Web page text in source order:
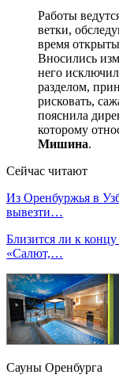
Работы
ветки,
время
Вносились
него
разделом,
рисковать,
пояснила
которому
Мишина.
Сейчас читают
Из Оренбуржья в
вывезти…
Близится ли к
«Салют,…
Сауны Оренбурга